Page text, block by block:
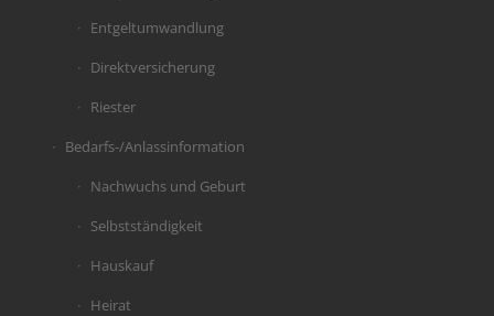
Entgeltumwandlung
Direktversicherung
Riester
Bedarfs-/Anlassinformation
Nachwuchs und Geburt
Selbstständigkeit
Hauskauf
Heirat